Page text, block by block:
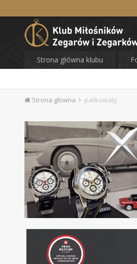
Strona główna klubu
Strona główna palikowaty